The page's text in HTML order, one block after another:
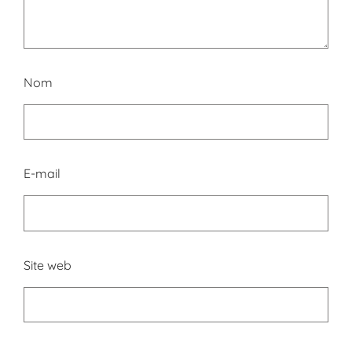
Nom
E-mail
Site web